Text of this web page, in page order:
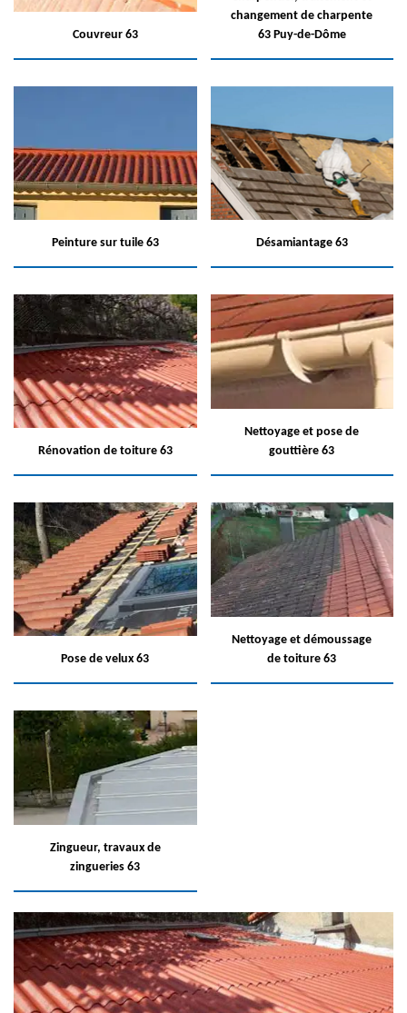
Couvreur 63
changement de charpente
63 Puy-de-Dôme
Peinture sur tuile 63 Désamiantage 63
Rénovation de toiture 63
Nettoyage et pose de
gouttière 63
Pose de velux 63
Nettoyage et démoussage
de toiture 63
Zingueur, travaux de
zingueries 63